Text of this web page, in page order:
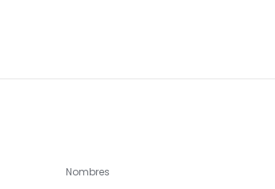
Nombres